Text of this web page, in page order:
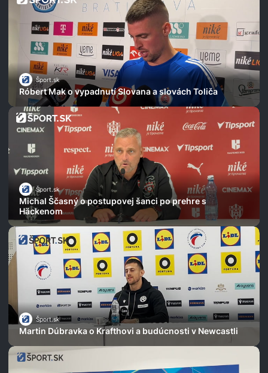
Šport.sk
Róbert Mak o vypadnutí Slovana a slovách Toliča
Šport.sk
Michal Ščasný o postupovej šanci po prehre s
Häckenom
Šport.sk
Martin Dúbravka o Krafthovi a budúcnosti v Newcastli